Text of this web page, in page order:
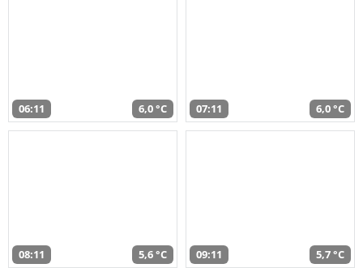
06:11 6,0 °C 07:11 6,0 °C
08:11 5,6 °C 09:11 5,7 °C